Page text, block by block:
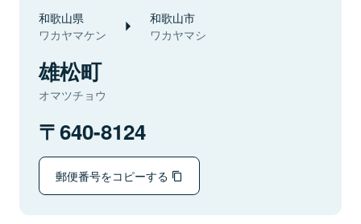
和歌山県
ワカヤマケン
和歌山市
ワカヤマシ
雄松町
オマツチョウ
640-8124
郵便番号をコピーする